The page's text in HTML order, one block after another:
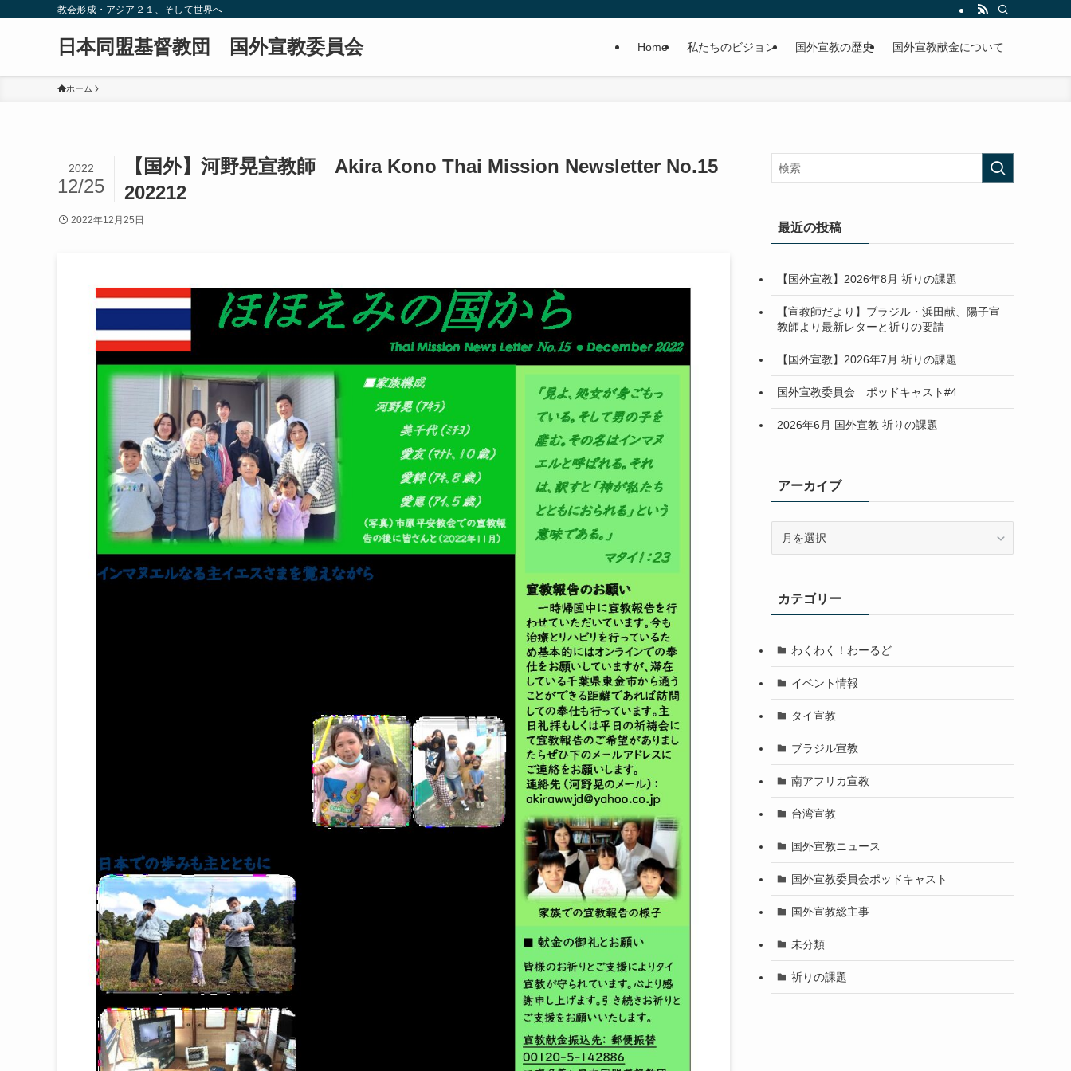
教会形成・アジア２１、そして世界へ
日本同盟基督教団 国外宣教委員会 Home 私たちのビジョン 国外宣教の歴史 国外宣教献金について
ホーム
【国外】河野晃宣教師 Akira Kono Thai Mission Newsletter No.15
202212
2022
12/25
2022年12月25日
最近の投稿
【国外宣教】2026年8月 祈りの課題
【宣教師だより】ブラジル・浜田献、陽子宣
教師より最新レターと祈りの要請
【国外宣教】2026年7月 祈りの課題
国外宣教委員会 ポッドキャスト#4
2026年6月 国外宣教 祈りの課題
アーカイブ
ブカテゴリー
わくわく！わーるど
イベント情報
タイ宣教
ブラジル宣教
南アフリカ宣教
台湾宣教
国外宣教ニュース
国外宣教委員会ポッドキャスト
国外宣教総主事
未分類
祈りの課題